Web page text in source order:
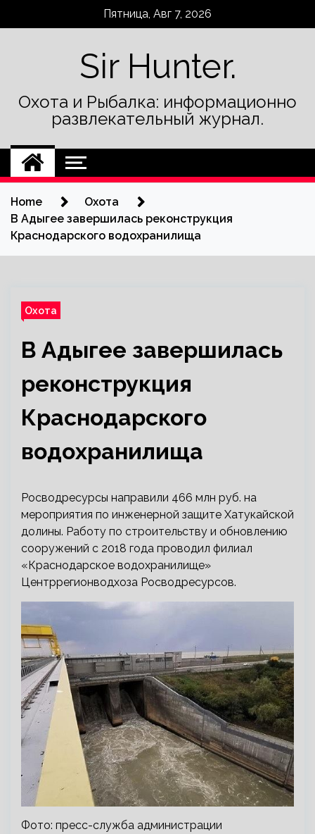
Пятница, Авг 7, 2026
Sir Hunter.
Охота и Рыбалка: информационно
развлекательный журнал.
Home
Охота
В Адыгее завершилась реконструкция
Краснодарского водохранилища
Охота
В Адыгее завершилась
реконструкция
Краснодарского
водохранилища
Росводресурсы направили 466 млн руб. на
мероприятия по инженерной защите Хатукайской
долины. Работу по строительству и обновлению
сооружений с 2018 года проводил филиал
«Краснодарское водохранилище»
Центррегионводхоза Росводресурсов.
Фото: пресс-служба администрации